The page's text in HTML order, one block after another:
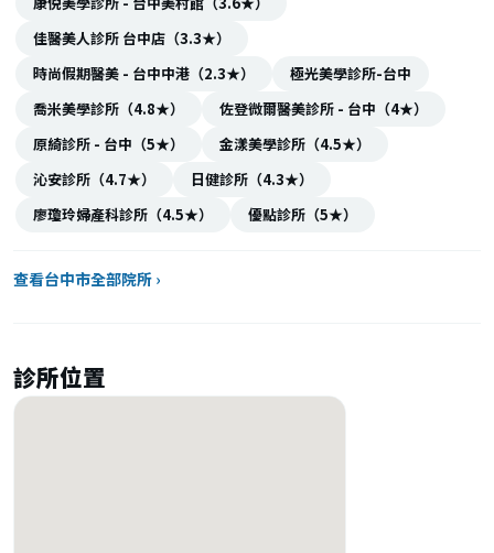
佳醫美人診所 台中店（3.3★）
時尚假期醫美 - 台中中港（2.3★）
極光美學診所-台中
喬米美學診所（4.8★）
佐登微爾醫美診所 - 台中（4★）
原綺診所 - 台中（5★）
金漾美學診所（4.5★）
沁安診所（4.7★）
日健診所（4.3★）
廖瓊玲婦產科診所（4.5★）
優點診所（5★）
查看台中市全部院所 ›
診所位置